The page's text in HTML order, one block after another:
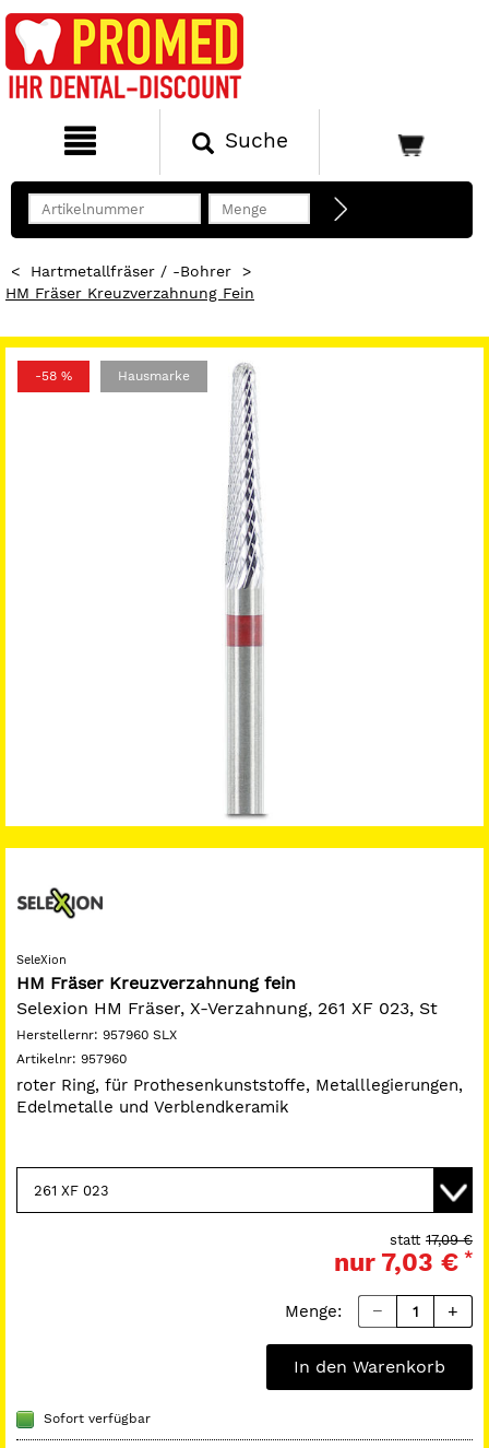
Suche
< Hartmetallfräser / -Bohrer
>
HM Fräser Kreuzverzahnung Fein
-58 % Hausmarke
SeleXion
HM Fräser Kreuzverzahnung fein
Selexion HM Fräser, X-Verzahnung, 261 XF 023, St
Herstellernr: 957960 SLX
Artikelnr: 957960
roter Ring, für Prothesenkunststoffe, Metalllegierungen,
Edelmetalle und Verblendkeramik
17,09 €
statt
nur 7,03 € *
Menge:
In den Warenkorb
Sofort verfügbar